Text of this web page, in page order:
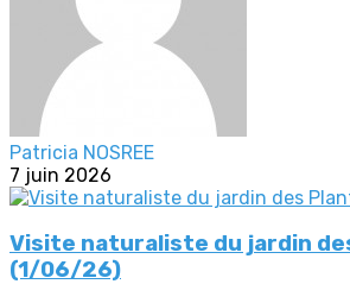
Patricia NOSREE
7 juin 2026
Visite naturaliste du jardin
(1/06/26)